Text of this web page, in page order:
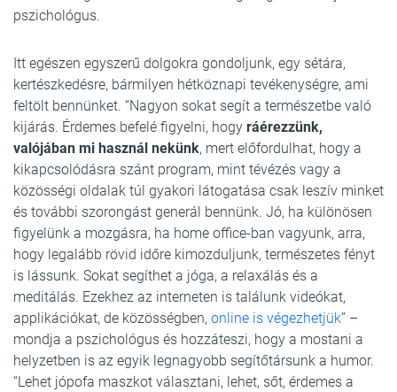
pszichológus.
Itt egészen egyszerű dolgokra gondoljunk, egy sétára,
kertészkedésre, bármilyen hétköznapi tevékenységre, ami
feltölt bennünket. “Nagyon sokat segít a természetbe való
kijárás. Érdemes befelé figyelni, hogy ráérezzünk,
valójában mi használ nekünk, mert előfordulhat, hogy a
kikapcsolódásra szánt program, mint tévézés vagy a
közösségi oldalak túl gyakori látogatása csak leszív minket
és további szorongást generál bennünk. Jó, ha különösen
figyelünk a mozgásra, ha home office-ban vagyunk, arra,
hogy legalább rövid időre kimozduljunk, természetes fényt
is lássunk. Sokat segíthet a jóga, a relaxálás és a
meditálás. Ezekhez az interneten is találunk videókat,
applikációkat, de közösségben, online is végezhetjük” –
mondja a pszichológus és hozzáteszi, hogy a mostani a
helyzetben is az egyik legnagyobb segítőtársunk a humor.
“Lehet jópofa maszkot választani, lehet, sőt, érdemes a